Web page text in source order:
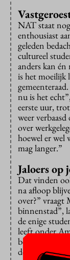
NAT staat
enthousiast
geleden
cultureel
anders kan
is het moeilijk
nu is het
eerste uur,
weer
over
hoewel er wel
mag langer.”
Jaloers op
Dat vinden
na afloop
over?” vraagt
binnenstad”,
de enige
leeft onder
beetje jaloers
de binnenstad